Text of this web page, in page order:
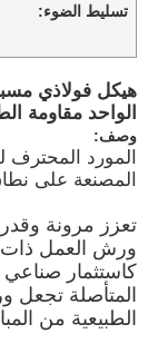
تسليط الضوء:
هيكل فولاذي
الواحد مقاومة
وصف:
المورد المحترف
المصنعة على
تعزز مرونة
ورش العمل ذات
كاستثمار صناعي
المتأصلة تجعل
الطبيعية من